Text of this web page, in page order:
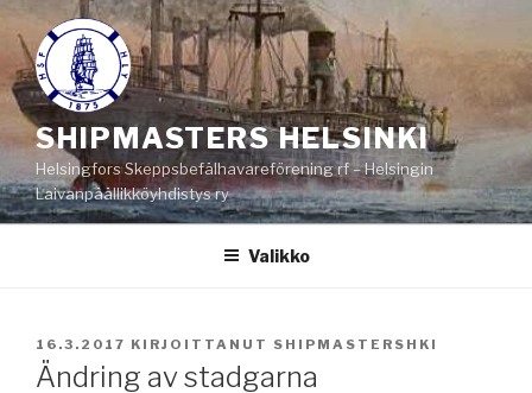
Siirry
sisältöön
SHIPMASTERS HELSINKI
Helsingfors Skeppsbefälhavareförening rf – Helsingin
Laivanpäällikköyhdistys ry
Valikko
JULKAISTU
16.3.2017 KIRJOITTANUT SHIPMASTERSHKI
Ändring av stadgarna